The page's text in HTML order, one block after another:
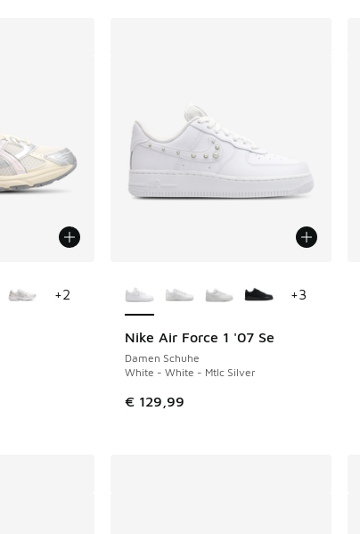
+2
Nike Air Force 1 '07 Se
Damen Schuhe
White - White - Mtlc Silver
€ 129,99
+3